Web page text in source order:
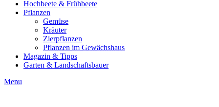
Hochbeete & Frühbeete
Pflanzen
Gemüse
Kräuter
Zierpflanzen
Pflanzen im Gewächshaus
Magazin & Tipps
Garten & Landschaftsbauer
Menu